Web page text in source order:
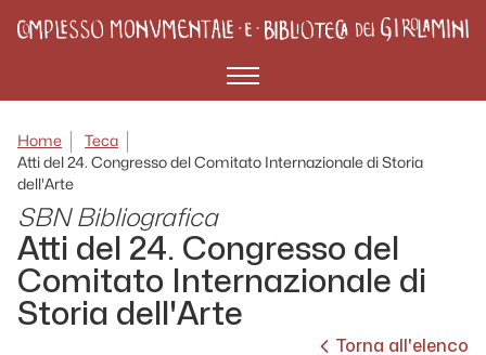
Menù
Home
Teca
Atti del 24. Congresso del Comitato Internazionale di Storia
dell'Arte
SBN Bibliografica
Atti del 24. Congresso del
Comitato Internazionale di
Storia dell'Arte
Torna all'elenco